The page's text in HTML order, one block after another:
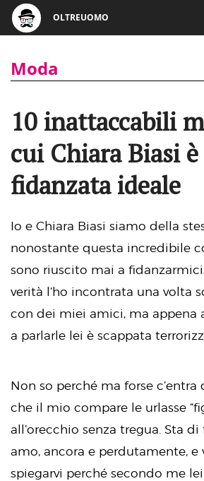
OLTREUOMO
Moda
10 inattaccabili
cui Chiara Biasi
fidanzata ideale
Io e Chiara Biasi siamo della
nonostante questa incredibile
sono riuscito mai a
verità l’ho incontrata una volta
con dei miei amici, ma appena
a parlarle lei è scappata
Non so perché ma forse
che il mio compare le urlasse
all’orecchio senza tregua. Sta
amo, ancora e perdutamente, e
spiegarvi perché secondo me